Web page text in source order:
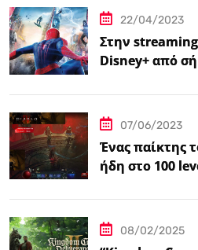
22/04/2023
Στην
Disney+ από
07/06/2023
Ένας παίκτης
ήδη στο 100
08/02/2025